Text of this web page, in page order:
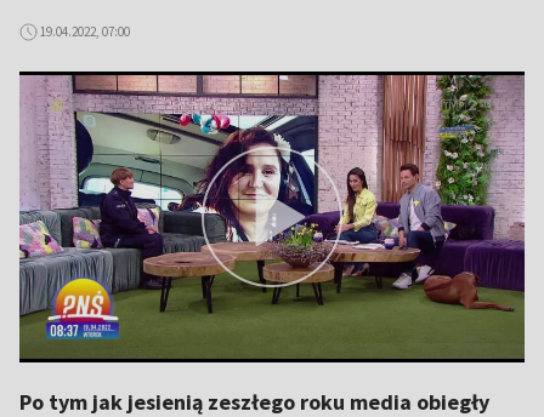
19.04.2022, 07:00
Po tym jak jesienią zeszłego roku media obiegły